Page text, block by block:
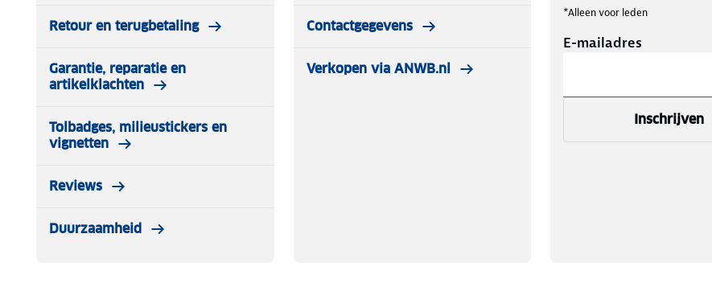
Retour en terugbetaling
Garantie, reparatie en
artikelklachten
Tolbadges, milieustickers en
vignetten
Reviews
Duurzaamheid
Contactgegevens
Verkopen via ANWB.nl
*Alleen voor leden
E-mailadres
Inschrijven